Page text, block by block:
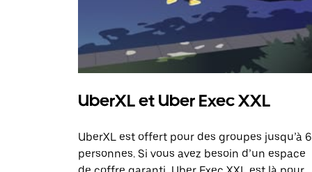
UberXL et Uber Exec XXL
UberXL est offert pour des groupes jusqu’à 6
personnes. Si vous avez besoin d’un espace